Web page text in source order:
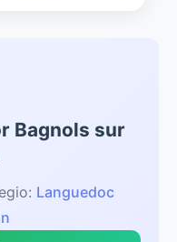
Bagnols sur
Languedoc